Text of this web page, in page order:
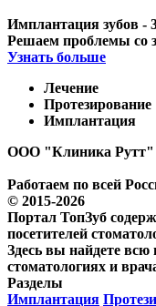
Имплантация зубов -
Решаем проблемы со
Узнать больше
Лечение
Протезирование
Имплантация
ООО "Клиника Рутт"
Работаем по всей
© 2015-2026
Портал ТопЗуб
посетителей
Здесь вы найдете
стоматологиях и
Разделы
Имплантация